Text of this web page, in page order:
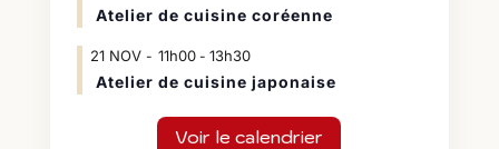
Atelier de cuisine coréenne
21 NOV 11h00- 13h30
Atelier de cuisine japonaise
Voir le calendrier